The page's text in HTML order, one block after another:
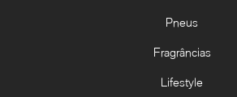
Pneus
Fragrâncias
Lifestyle